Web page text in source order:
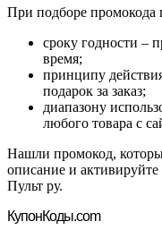
При подборе промокода
сроку годности –
время;
принципу
подарок за заказ;
диапазону
любого товара с
Нашли промокод,
описание и
Пульт ру.
КупонКоды.com